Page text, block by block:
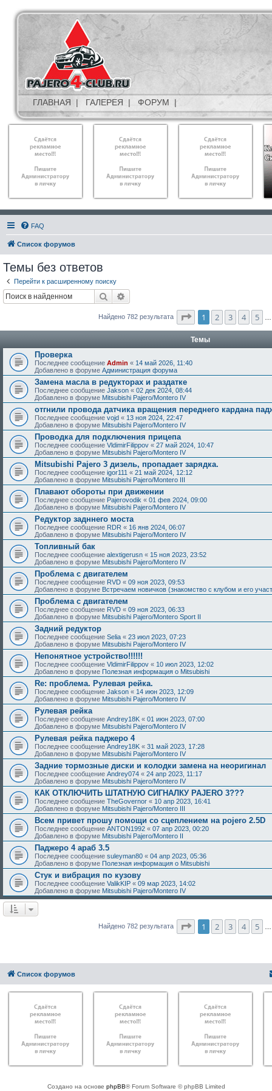
ГЛАВНАЯ | ГАЛЕРЕЯ | ФОРУМ |
FAQ
Список форумов
Темы без ответов
Перейти к расширенному поиску
Поиск
Найдено 782 результата Страница1 из
1 2 3 4 5
Темы
Проверка
Последнее сообщение Admin « 14 май 2026, 11:40
Добавлено в форуме Администрация форума
Замена масла в редукторах и раздатке
Последнее сообщение Jakson « 02 дек 2024, 08:44
Добавлено в форуме Mitsubishi Pajero/Montero IV
отгнили провода датчика вращения переднего кардана
Последнее сообщение vojd « 13 ноя 2024, 22:47
Добавлено в форуме Mitsubishi Pajero/Montero IV
Проводка для подключения прицепа
Последнее сообщение VldimirFilippov « 27 май 2024, 10:47
Добавлено в форуме Mitsubishi Pajero/Montero IV
Mitsubishi Pajero 3 дизель, пропадает зарядка.
Последнее сообщение igor111 « 21 май 2024, 12:12
Добавлено в форуме Mitsubishi Pajero/Montero III
Плавают обороты при движении
Последнее сообщение Pajerovodik « 01 фев 2024, 09:00
Добавлено в форуме Mitsubishi Pajero/Montero IV
Редуктор задннего моста
Последнее сообщение RDR « 16 янв 2024, 06:07
Добавлено в форуме Mitsubishi Pajero/Montero IV
Топливный бак
Последнее сообщение alextigerusn « 15 ноя 2023, 23:52
Добавлено в форуме Mitsubishi Pajero/Montero IV
Проблема с двигателем
Последнее сообщение RVD « 09 ноя 2023, 09:53
Добавлено в форуме Встречаем новичков (знакомство с клубом и его
Проблема с двигателем
Последнее сообщение RVD « 09 ноя 2023, 06:33
Добавлено в форуме Mitsubishi Pajero/Montero Sport II
Задний редуктор
Последнее сообщение Selia « 23 июл 2023, 07:23
Добавлено в форуме Mitsubishi Pajero/Montero IV
Непонятное устройство!!!!!!
Последнее сообщение VldimirFilippov « 10 июл 2023, 12:02
Добавлено в форуме Полезная информация о Mitsubishi
Re: проблема. Рулевая рейка.
Последнее сообщение Jakson « 14 июн 2023, 12:09
Добавлено в форуме Mitsubishi Pajero/Montero IV
Рулевая рейка
Последнее сообщение Andrey18K « 01 июн 2023, 07:00
Добавлено в форуме Mitsubishi Pajero/Montero IV
Рулевая рейка паджеро 4
Последнее сообщение Andrey18K « 31 май 2023, 17:28
Добавлено в форуме Mitsubishi Pajero/Montero IV
Задние тормозные диски и колодки замена на неоригинал
Последнее сообщение Andrey074 « 24 апр 2023, 11:17
Добавлено в форуме Mitsubishi Pajero/Montero IV
КАК ОТКЛЮЧИТЬ ШТАТНУЮ СИГНАЛКУ PAJERO 3???
Последнее сообщение TheGovernor « 10 апр 2023, 16:41
Добавлено в форуме Mitsubishi Pajero/Montero III
Всем привет прошу помощи со сцеплением на pojero 2.5D
Последнее сообщение ANTON1992 « 07 апр 2023, 00:20
Добавлено в форуме Mitsubishi Pajero/Montero II
Паджеро 4 араб 3.5
Последнее сообщение suleyman80 « 04 апр 2023, 05:36
Добавлено в форуме Полезная информация о Mitsubishi
Стук и вибрация по кузову
Последнее сообщение ValikKIP « 09 мар 2023, 14:02
Добавлено в форуме Mitsubishi Pajero/Montero IV
Найдено 782 результата Страница1 из
1 2 3 4 5
Список форумов
Создано на основе phpBB® Forum Software © phpBB Limited